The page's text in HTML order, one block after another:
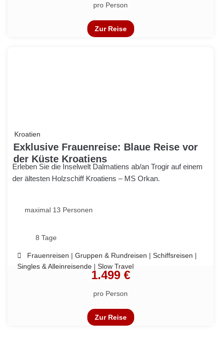
pro Person
Zur Reise
Kroatien
Exklusive Frauenreise: Blaue Reise vor
der Küste Kroatiens
Erleben Sie die Inselwelt Dalmatiens ab/an Trogir auf einem
der ältesten Holzschiff Kroatiens – MS Orkan.
maximal 13 Personen
8 Tage
Frauenreisen | Gruppen & Rundreisen | Schiffsreisen |
Singles & Alleinreisende | Slow Travel
1.499 €
pro Person
Zur Reise